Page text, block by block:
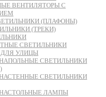
ВЕНТИЛЯТОРЫ С
(ПЛАФОНЫ)
(ТРЕКИ)
СВЕТИЛЬНИКИ
УЛИЦЫ
СВЕТИЛЬНИКИ
СВЕТИЛЬНИКИ
ЛАМПЫ